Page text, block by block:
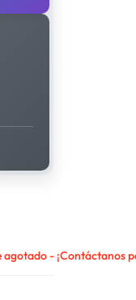
agotado - ¡Contáctanos